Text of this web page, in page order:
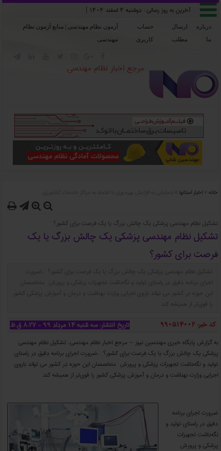
 آخرین به روز رسانی : دوشنبه ۴ اسفند ۱۴۰۴ |
درباره
ما
ارسال
مطلب
حساب
کاربری
آزمون نظام مهندسی | منابع آزمون نظام
مهندسی
مرجع اخبار نظام مهندسی
خانه »اخبار استانها
   
تشکیل نظام ‌مهندسی پزشکی یک چالش بزرگ یا یک فرصت برای کشور؟
تشکیل نظام ‌مهندسی پزشکی یک چالش بزرگ یا یک
فرصت برای کشور؟
کد خبر: 990514002 تاریخ انتشار: سه شنبه ۱۴ مرداد ۹۹ - ۸:۲۷ ق.ظ
به گزارش پایگاه خبری مهندسین نیوز – مرجع اخبار نظام مهندسی، تشکیل نظام ‌مهندسی
پزشکی یک چالش بزرگ یا یک فرصت برای کشور؟ ،ضرورت اجرای برنامه دقیق در راستای
تولید و نگه‌داشت تجهیزات پزشکی و پرورش متخصصان این حوزه در کشور می‌ تواند بازوی
اجرایی وزارت بهداشت و درمان و آموزش پزشکی کشور را قوی‌تر از همیشه کند
ضرورت اجرای برنامه
دقیق در راستای تولید و
نگه‌داشت تجهیزات
پزشکی و پرورش